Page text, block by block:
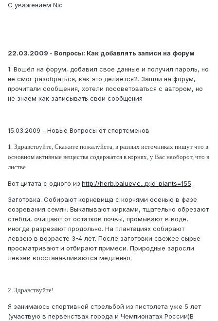
С уважением Nic
22.03.2009 - Вопросы: Как добавлять записи на форум
1. Вошёл на форум, добавил свое данные и получил пароль, но
не смог разобраться, как это делается2. Зашли на форум,
прочитали сообщения, хотели посоветоваться с автором, но
не знаем как записывать свои сообщения
15.03.2009 - Новые Вопросы от спортсменов
1. Здравствуйте, Скажите пожалуйста, в разных источниках пишут что в
основном активные вещества содержатся в корнях, у Вас наоборот, что в
листве.
Вот цитата с одного из:http://herb.baluev.c...p;id_plants=155
Заготовка. Собирают корневища с корнями осенью в фазе
созревания семян. Выкапывают кирками, тщательно обрезают
стебли, очищают от остатков почвы, промывают в воде,
иногда разрезают продольно. На плантациях собирают
левзею в возрасте 3-4 лет. После заготовки свежее сырье
просматривают и отбирают примеси. Природные заросли
левзеи восстанавливаются медленно.
2. Здравствуйте!
Я занимаюсь спортивной стрельбой из пистолета уже 5 лет
(участвую в первенствах города и Чемпионатах России)В